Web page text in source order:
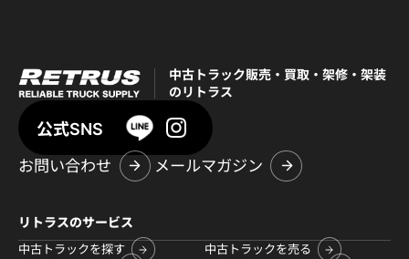
中古トラック販売・買取・架修・架装
のリトラス
公式SNS
お問い合わせ
メールマガジン
リトラスのサービス
中古トラックを探す
中古トラックを売る